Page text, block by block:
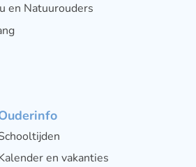
en Natuurouders
en vakanties